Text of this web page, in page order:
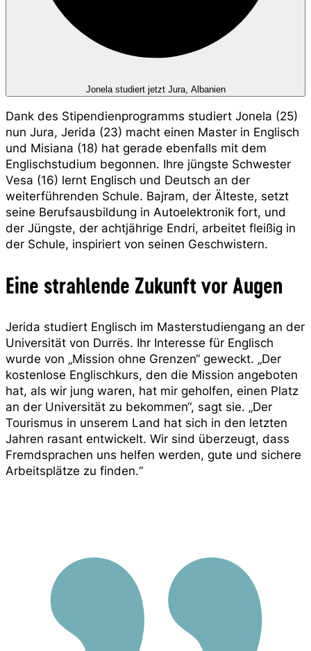
Jonela studiert jetzt Jura, Albanien
Dank des Stipendienprogramms studiert Jonela (25)
nun Jura, Jerida (23) macht einen Master in Englisch
und Misiana (18) hat gerade ebenfalls mit dem
Englischstudium begonnen. Ihre jüngste Schwester
Vesa (16) lernt Englisch und Deutsch an der
weiterführenden Schule. Bajram, der Älteste, setzt
seine Berufsausbildung in Autoelektronik fort, und
der Jüngste, der achtjährige Endri, arbeitet fleißig in
der Schule, inspiriert von seinen Geschwistern.
Eine strahlende Zukunft vor Augen
Jerida studiert Englisch im Masterstudiengang an der
Universität von Durrës. Ihr Interesse für Englisch
wurde von „Mission ohne Grenzen“ geweckt. „Der
kostenlose Englischkurs, den die Mission angeboten
hat, als wir jung waren, hat mir geholfen, einen Platz
an der Universität zu bekommen“, sagt sie. „Der
Tourismus in unserem Land hat sich in den letzten
Jahren rasant entwickelt. Wir sind überzeugt, dass
Fremdsprachen uns helfen werden, gute und sichere
Arbeitsplätze zu finden.“